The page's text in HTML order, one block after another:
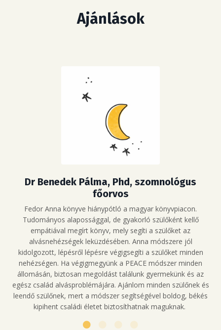
Ajánlások
Dr Benedek Pálma, Phd, szomnológus
főorvos
Fedor Anna könyve hiánypótló a magyar könyvpiacon.
Tudományos alapossággal, de gyakorló szülőként kellő
empátiával megírt könyv, mely segíti a szülőket az
alvásnehézségek leküzdésében. Anna módszere jól
kidolgozott, lépésről lépésre végigsegíti a szülőket minden
nehézségen. Ha végigmegyünk a PEACE módszer minden
állomásán, biztosan megoldást találunk gyermekünk és az
egész család alvásproblémájára. Ajánlom minden szülőnek és
leendő szülőnek, mert a módszer segítségével boldog, békés
kipihent családi életet biztosíthatnak maguknak.